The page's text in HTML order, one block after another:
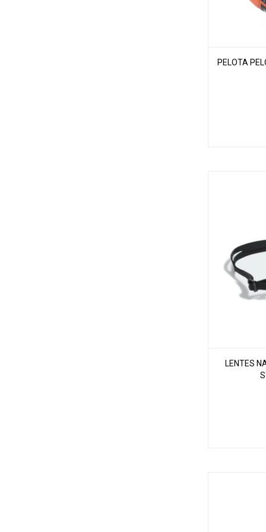
PELOTA
LENTES